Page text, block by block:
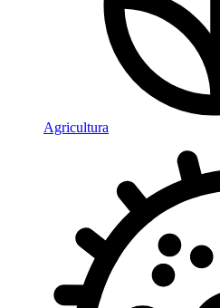
Agricultura